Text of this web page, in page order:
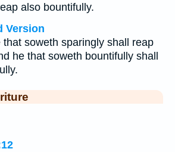
also bountifully.
Version
that soweth sparingly shall reap
he that soweth bountifully shall